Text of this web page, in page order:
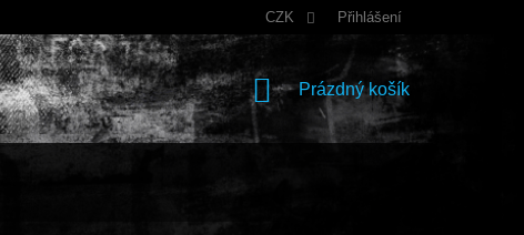
CZK Přihlášení
NÁKUPNÍ
KOŠÍK
Prázdný košík